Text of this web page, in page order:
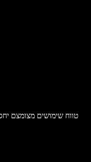
טווח שימושים מצומצם